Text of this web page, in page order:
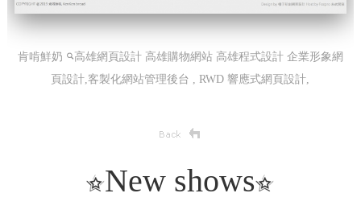
肯啃鮮奶 高雄網頁設計 高雄購物網站 高雄程式設計 企業形象網
頁設計,客製化網站管理後台 , RWD 響應式網頁設計,
New shows